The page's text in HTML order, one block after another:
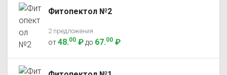
Фитопектол №2
2 предложения
от48.00 ₽ до 67.00 ₽